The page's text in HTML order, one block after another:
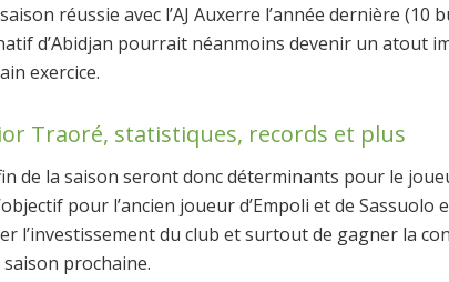
réussie avec l’AJ Auxerre l’année dernière (10
d’Abidjan pourrait néanmoins devenir un atout
exercice.
Traoré, statistiques, records et plus
de la saison seront donc déterminants pour le
pour l’ancien joueur d’Empoli et de Sassuolo
l’investissement du club et surtout de gagner la
prochaine.